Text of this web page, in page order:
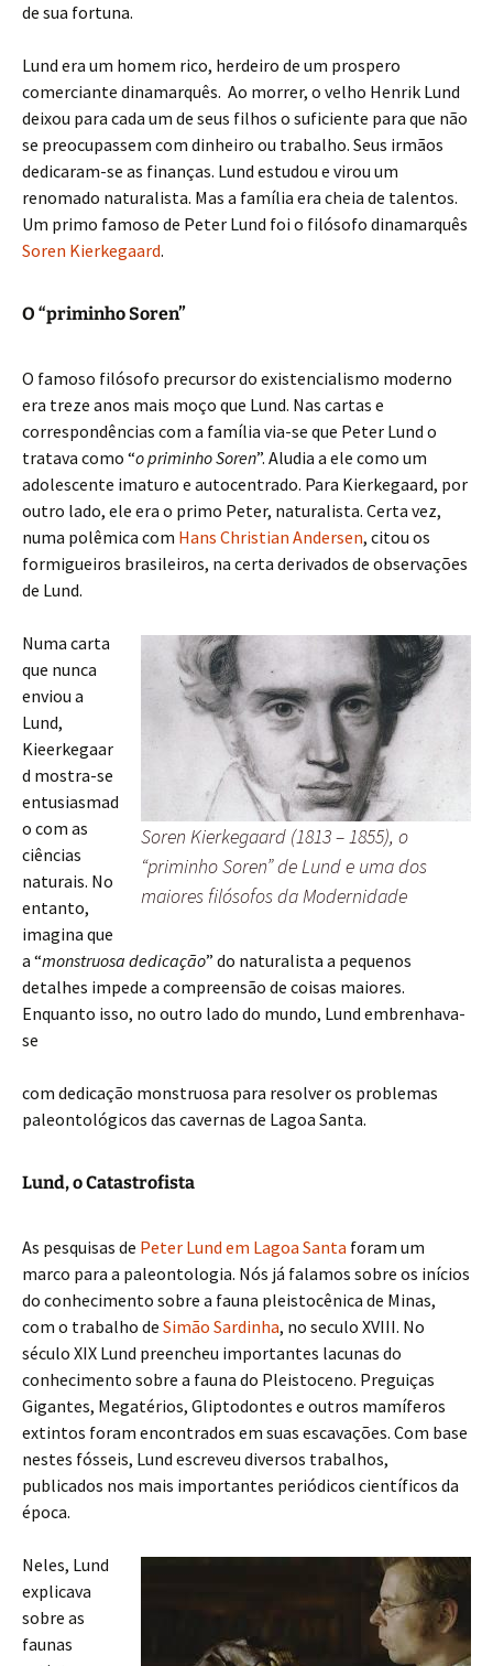
de sua fortuna.
Lund era um homem rico, herdeiro de um prospero
comerciante dinamarquês. Ao morrer, o velho Henrik Lund
deixou para cada um de seus filhos o suficiente para que não
se preocupassem com dinheiro ou trabalho. Seus irmãos
dedicaram-se as finanças. Lund estudou e virou um
renomado naturalista. Mas a família era cheia de talentos.
Um primo famoso de Peter Lund foi o filósofo dinamarquês
Soren Kierkegaard.
O “priminho Soren”
O famoso filósofo precursor do existencialismo moderno
era treze anos mais moço que Lund. Nas cartas e
correspondências com a família via-se que Peter Lund o
tratava como “o priminho Soren”. Aludia a ele como um
adolescente imaturo e autocentrado. Para Kierkegaard, por
outro lado, ele era o primo Peter, naturalista. Certa vez,
numa polêmica com Hans Christian Andersen, citou os
formigueiros brasileiros, na certa derivados de observações
de Lund.
Soren Kierkegaard (1813 – 1855), o
“priminho Soren” de Lund e uma dos
maiores filósofos da Modernidade
Numa carta
que nunca
enviou a
Lund,
Kieerkegaar
d mostra-se
entusiasmad
o com as
ciências
naturais. No
entanto,
imagina que
a “monstruosa dedicação” do naturalista a pequenos
detalhes impede a compreensão de coisas maiores.
Enquanto isso, no outro lado do mundo, Lund embrenhava-
se
com dedicação monstruosa para resolver os problemas
paleontológicos das cavernas de Lagoa Santa.
Lund, o Catastrofista
As pesquisas de Peter Lund em Lagoa Santa foram um
marco para a paleontologia. Nós já falamos sobre os inícios
do conhecimento sobre a fauna pleistocênica de Minas,
com o trabalho de Simão Sardinha, no seculo XVIII. No
século XIX Lund preencheu importantes lacunas do
conhecimento sobre a fauna do Pleistoceno. Preguiças
Gigantes, Megatérios, Gliptodontes e outros mamíferos
extintos foram encontrados em suas escavações. Com base
nestes fósseis, Lund escreveu diversos trabalhos,
publicados nos mais importantes periódicos científicos da
época.
Neles, Lund
explicava
sobre as
faunas